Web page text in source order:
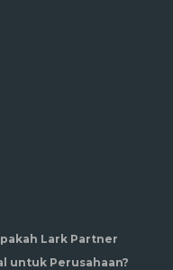
Lark Partner
untuk Perusahaan?